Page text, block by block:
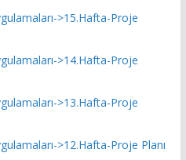
>15.Hafta-Proje
>14.Hafta-Proje
>13.Hafta-Proje
>12.Hafta-Proje Planı